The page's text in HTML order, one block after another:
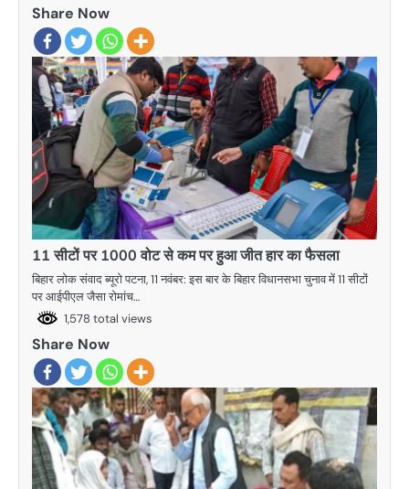
Share Now
11 सीटों पर 1000 वोट से कम पर हुआ जीत हार का फैसला
बिहार लोक संवाद ब्यूरो पटना, 11 नवंबर: इस बार के बिहार विधानसभा चुनाव में 11 सीटों
पर आईपीएल जैसा रोमांच…
1,578 total views
Share Now